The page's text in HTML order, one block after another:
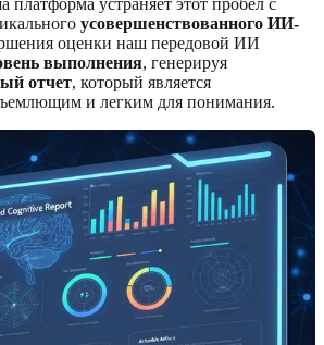
устраняет этот пробел с
усовершенствованного ИИ-
оценки наш передовой ИИ
выполнения, генерируя
отчет, который является
и легким для понимания.